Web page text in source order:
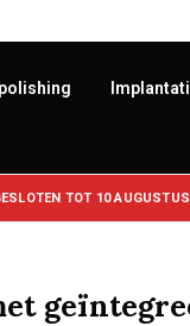
TOT 10 AUGUSTUS